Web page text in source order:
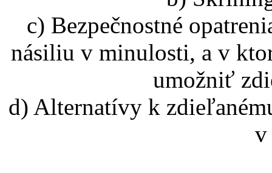
c) Bezpečnostné
násiliu v minulosti, a v
umožniť
d) Alternatívy k
v